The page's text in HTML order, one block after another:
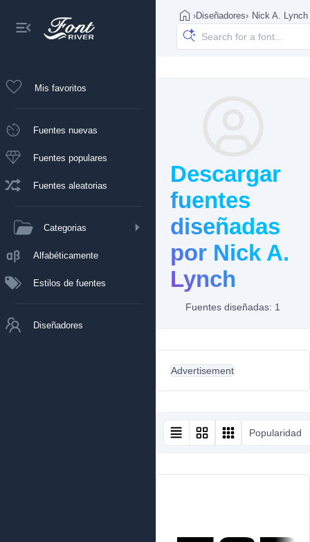
Mis favoritos
Fuentes nuevas
Fuentes populares
Fuentes aleatorias
Categorias
Alfabéticamente
Estilos de fuentes
Diseñadores
›Diseñadores› Nick A. Lynch
Descargar
fuentes
diseñadas
por Nick A.
Lynch
Fuentes diseñadas: 1
Advertisement
Popularidad